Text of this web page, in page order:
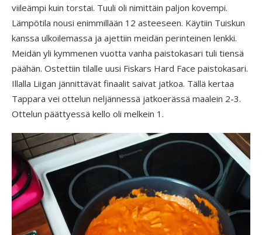
viileämpi kuin torstai. Tuuli oli nimittäin paljon kovempi.
Lämpötila nousi enimmillään 12 asteeseen. Käytiin Tuiskun
kanssa ulkoilemassa ja ajettiin meidän perinteinen lenkki.
Meidän yli kymmenen vuotta vanha paistokasari tuli tiensä
päähän. Ostettiin tilalle uusi Fiskars Hard Face paistokasari.
Illalla Liigan jännittävät finaalit saivat jatkoa. Tällä kertaa
Tappara vei ottelun neljännessä jatkoerässä maalein 2-3.
Ottelun päättyessä kello oli melkein 1.